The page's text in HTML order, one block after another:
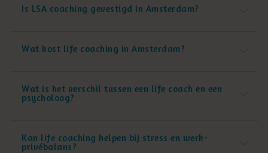
Is LSA coaching gevestigd in Amsterdam?
Wat kost life coaching in Amsterdam?
Wat is het verschil tussen een life coach en een
psycholoog?
Kan life coaching helpen bij stress en werk-
privébalans?